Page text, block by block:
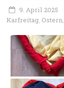
9. April 2025
Karfreitag, Ostern,